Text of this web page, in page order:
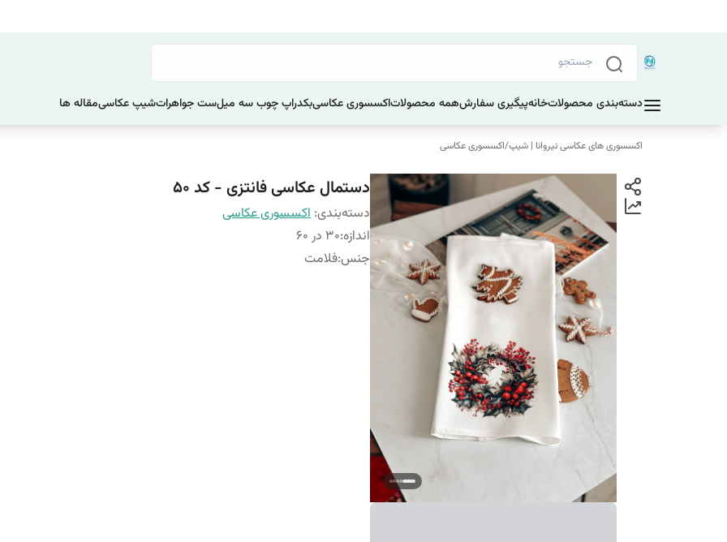
دسته‌بندی محصولاتخانهپیگیری سفارشهمه محصولاتاکسسوری عکاسیبکدراپ چوب سه میلست جواهراتشیپ عکاسیمقاله ها
اکسسوری های عکاسی نیروانا | شیپ/اکسسوری عکاسی
دستمال عکاسی فانتزی - کد 50
دسته‌بندی: اکسسوری عکاسی
اندازه:30 در 60
جنس:فلامت